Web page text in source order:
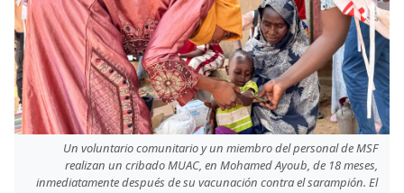
Un voluntario comunitario y un miembro del personal de MSF
realizan un cribado MUAC, en Mohamed Ayoub, de 18 meses,
inmediatamente después de su vacunación contra el sarampión. El